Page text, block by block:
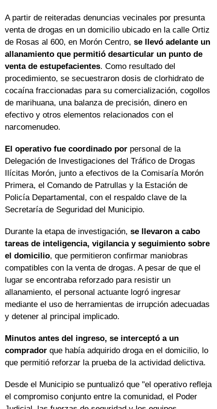
A partir de reiteradas denuncias vecinales por presunta
venta de drogas en un domicilio ubicado en la calle Ortiz
de Rosas al 600, en Morón Centro, se llevó adelante un
allanamiento que permitió desarticular un punto de
venta de estupefacientes. Como resultado del
procedimiento, se secuestraron dosis de clorhidrato de
cocaína fraccionadas para su comercialización, cogollos
de marihuana, una balanza de precisión, dinero en
efectivo y otros elementos relacionados con el
narcomenudeo.
El operativo fue coordinado por personal de la
Delegación de Investigaciones del Tráfico de Drogas
Ilícitas Morón, junto a efectivos de la Comisaría Morón
Primera, el Comando de Patrullas y la Estación de
Policía Departamental, con el respaldo clave de la
Secretaría de Seguridad del Municipio.
Durante la etapa de investigación, se llevaron a cabo
tareas de inteligencia, vigilancia y seguimiento sobre
el domicilio, que permitieron confirmar maniobras
compatibles con la venta de drogas. A pesar de que el
lugar se encontraba reforzado para resistir un
allanamiento, el personal actuante logró ingresar
mediante el uso de herramientas de irrupción adecuadas
y detener al principal implicado.
Minutos antes del ingreso, se interceptó a un
comprador que había adquirido droga en el domicilio, lo
que permitió reforzar la prueba de la actividad delictiva.
Desde el Municipio se puntualizó que "el operativo refleja
el compromiso conjunto entre la comunidad, el Poder